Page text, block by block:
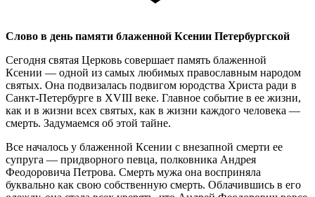
Слово в день памяти блаженной Ксении Петербургской
Сегодня святая Церковь совершает память блаженной
Ксении — одной из самых любимых православным народом
святых. Она подвизалась подвигом юродства Христа ради в
Санкт-Петербурге в XVIII веке. Главное событие в ее жизни,
как и в жизни всех святых, как в жизни каждого человека —
смерть. Задумаемся об этой тайне.
Все началось у блаженной Ксении с внезапной смерти ее
супруга — придворного певца, полковника Андрея
Феодоровича Петрова. Смерть мужа она восприняла
буквально как свою собственную смерть. Облачившись в его